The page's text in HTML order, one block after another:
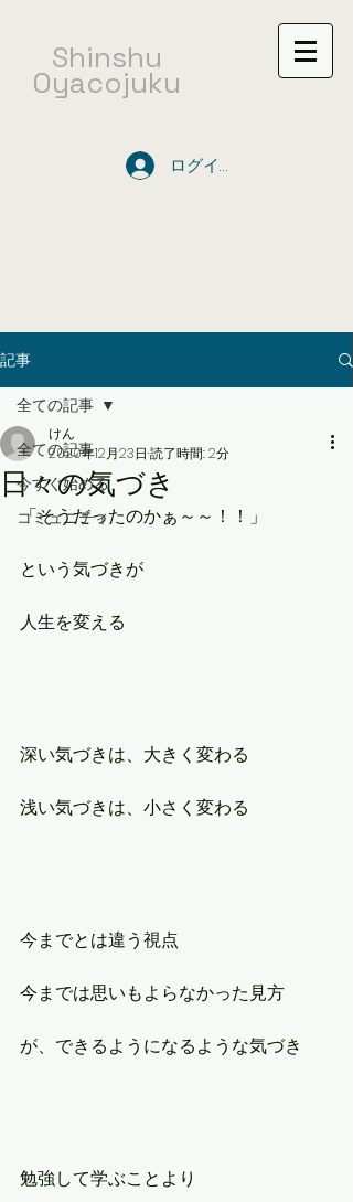
​Shinshu
Oyacojuku
ログイン
記事
全ての記事
今すぐ始める
コミュニティ
全ての記事
日々の気づき
けん
2020年12月23日 読了時間: 2分
「そうだったのかぁ～～！！」
という気づきが
人生を変える
深い気づきは、大きく変わる
浅い気づきは、小さく変わる
今までとは違う視点
今までは思いもよらなかった見方
が、できるようになるような気づき
勉強して学ぶことより